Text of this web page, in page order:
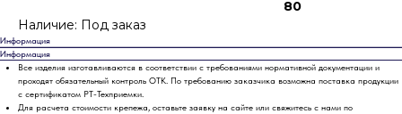
80
Наличие: Под заказ
Информация
Информация
Все изделия изготавливаются в соответствии с требованиями нормативной документации и
проходят обязательный контроль ОТК. По требованию заказчика возможна поставка продукции
с сертификатом РТ-Техприемки.
Для расчета стоимости крепежа, оставьте заявку на сайте или свяжитесь с нами по